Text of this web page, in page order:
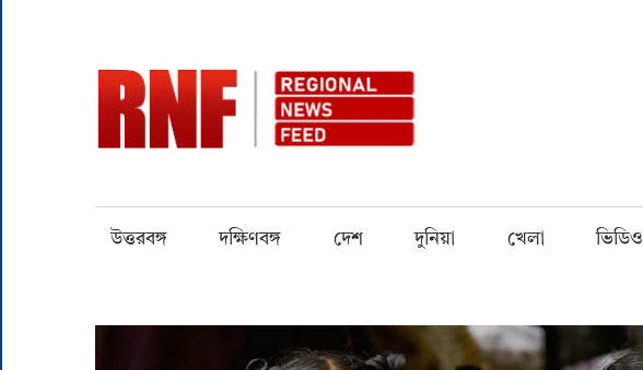
content
Quantity
উত্তরবঙ্গ দক্ষিণবঙ্গ দেশ দুনিয়া খেলা ভিডিও